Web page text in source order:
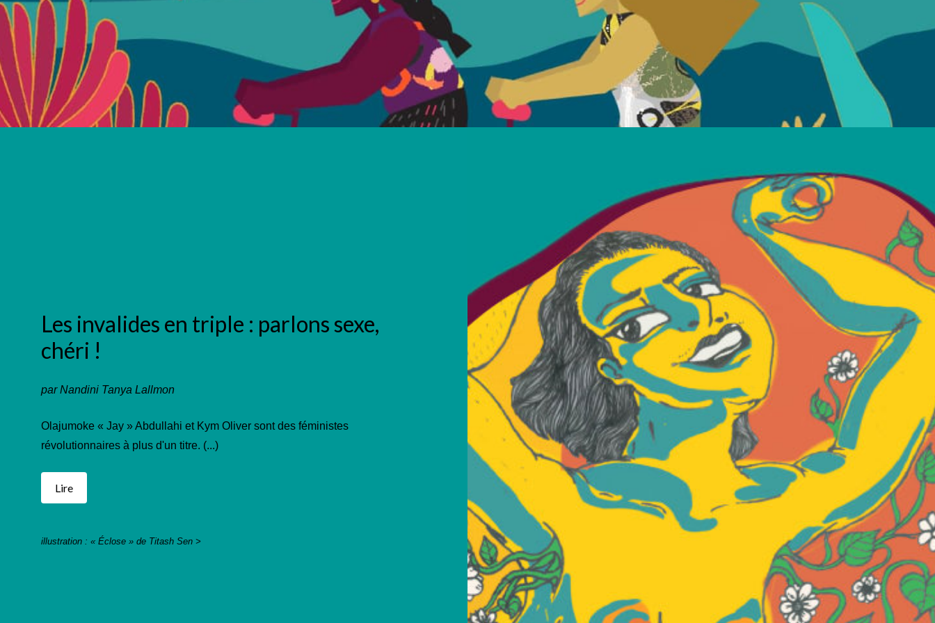
Les invalides en triple : parlons sexe,
chéri !
par Nandini Tanya Lallmon
Olajumoke « Jay » Abdullahi et Kym Oliver sont des féministes
révolutionnaires à plus d'un titre. (...)
Lire
illustration : « Éclose » de Titash Sen >